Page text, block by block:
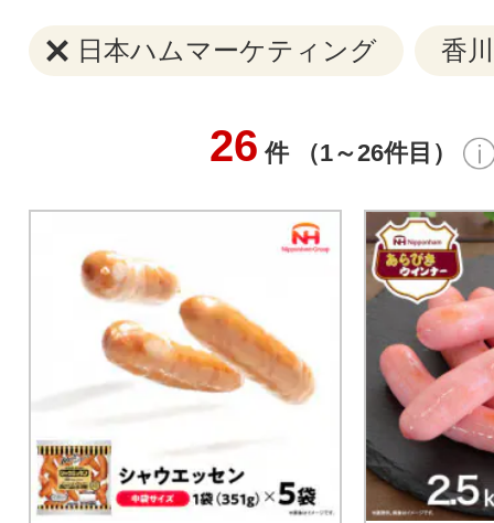
日本ハムマーケティング 香
26 件 （1～26件目）